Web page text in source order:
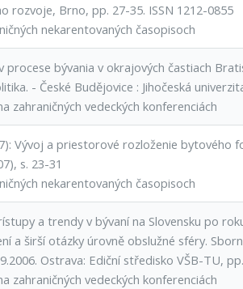
rozvoje, Brno, pp. 27-35. ISSN 1212-0855
nekarentovaných časopisoch
procese bývania v okrajových častiach
- České Budějovice : Jihočeská
zahraničných vedeckých konferenciách
Vývoj a priestorové rozloženie bytového
s. 23-31
nekarentovaných časopisoch
a trendy v bývaní na Slovensku po
a širší otázky úrovně obslužné sféry.
Ostrava: Ediční středisko VŠB-TU,
zahraničných vedeckých konferenciách